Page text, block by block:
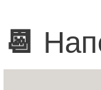
📆